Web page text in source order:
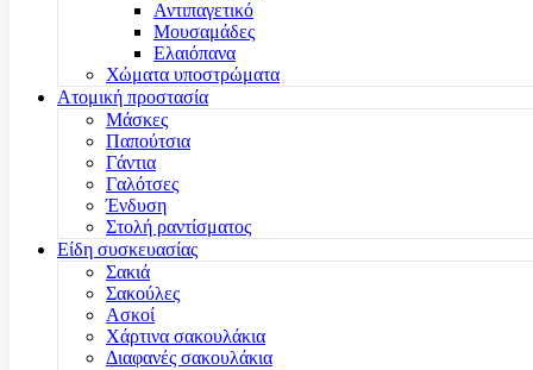
Αντιπαγετικό
Μουσαμάδες
Ελαιόπανα
Χώματα υποστρώματα
Ατομική προστασία
Μάσκες
Παπούτσια
Γάντια
Γαλότσες
Ένδυση
Στολή ραντίσματος
Είδη συσκευασίας
Σακιά
Σακούλες
Ασκοί
Χάρτινα σακουλάκια
Διαφανές σακουλάκια